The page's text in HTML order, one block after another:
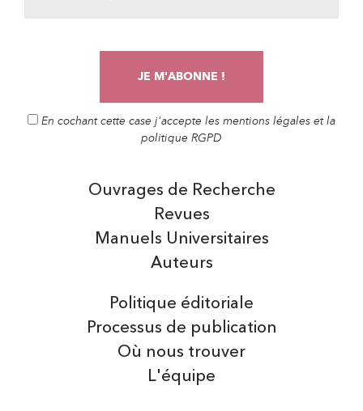
En cochant cette case j'accepte les mentions légales et la
politique RGPD
Auteurs
Manuels Universitaires
Ouvrages de Recherche
Revues
Politique éditoriale
Processus de publication
Où nous trouver
L'équipe